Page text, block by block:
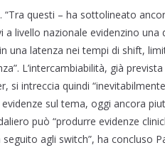
questi – ha sottolineato
livello nazionale evidenzino una
una latenza nei tempi di shift,
L’intercambiabilità, già
si intreccia quindi
sul tema, oggi ancora
può “produrre evidenze
agli switch”, ha concluso